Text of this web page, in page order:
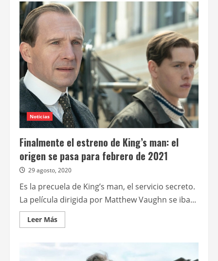
Confirman
fecha
de
estreno
para
King’s
man:
el
origen
Noticias
Finalmente el estreno de King’s man: el
origen se pasa para febrero de 2021
29 agosto, 2020
Es la precuela de King’s man, el servicio secreto.
La película dirigida por Matthew Vaughn se iba...
Leer MásLeer
más